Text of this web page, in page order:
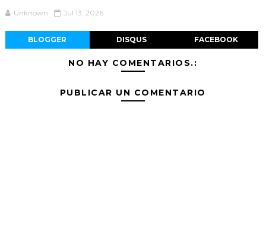
Unknown Jul 13, 2026
BLOGGER DISQUS FACEBOOK
NO HAY COMENTARIOS.:
PUBLICAR UN COMENTARIO